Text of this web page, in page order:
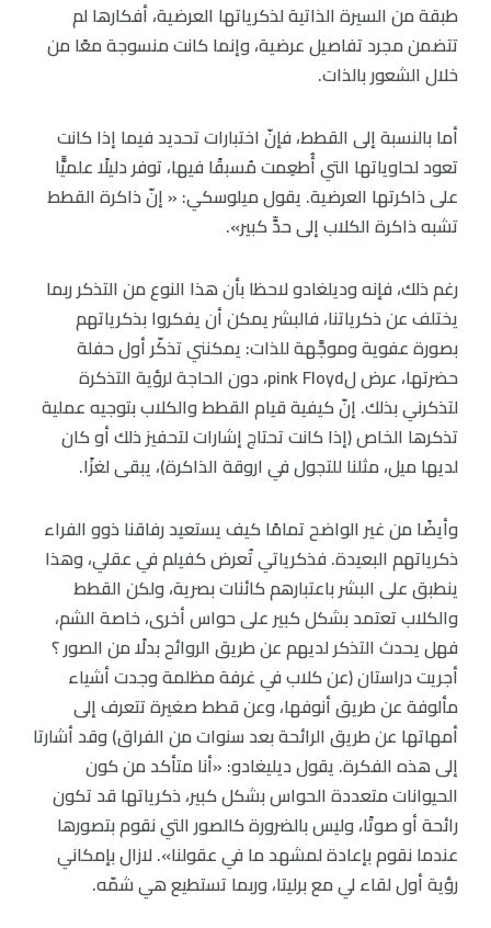
طبقة من السيرة الذاتية لذكرياتها العرضية، أفكارها لم
تتضمن مجرد تفاصيل عرضية، وإنما كانت منسوجة معًا من
خلال الشعور بالذات.
أما بالنسبة إلى القطط، فإنّ اختبارات تحديد فيما إذا كانت
تعود لحاوياتها التي أُطعِمت مُسبقًا فيها، توفر دليلًا علميًّا
على ذاكرتها العرضية. يقول ميلوسكي: « إنّ ذاكرة القطط
تشبه ذاكرة الكلاب إلى حدٍّ كبير».
رغم ذلك، فإنه وديلغادو لاحظا بأن هذا النوع من التذكر ربما
يختلف عن ذكرياتنا، فالبشر يمكن أن يفكروا بذكرياتهم
بصورة عفوية وموجَّهة للذات: يمكنني تذكّر أول حفلة
حضرتها، عرض لpink Floyd، دون الحاجة لرؤية التذكرة
لتذكرني بذلك. إنّ كيفية قيام القطط والكلاب بتوجيه عملية
تذكرها الخاص (إذا كانت تحتاج إشارات لتحفيز ذلك أو كان
لديها ميل، مثلنا للتجول في اروقة الذاكرة)، يبقى لغزًا.
وأيضًا من غير الواضح تمامًا كيف يستعيد رفاقنا ذوو الفراء
ذكرياتهم البعيدة. فذكرياتي تُعرض كفيلم في عقلي، وهذا
ينطبق على البشر باعتبارهم كائنات بصرية، ولكن القطط
والكلاب تعتمد بشكل كبير على حواس أخرى، خاصة الشم،
فهل يحدث التذكر لديهم عن طريق الروائح بدلًا من الصور ؟
أجريت دراستان (عن كلاب في غرفة مظلمة وجدت أشياء
مألوفة عن طريق أنوفها، وعن قطط صغيرة تتعرف إلى
أمهاتها عن طريق الرائحة بعد سنوات من الفراق) وقد أشارتا
إلى هذه الفكرة. يقول ديليغادو: «أنا متأكد من كون
الحيوانات متعددة الحواس بشكل كبير، ذكرياتها قد تكون
رائحة أو صوتًا، وليس بالضرورة كالصور التي نقوم بتصورها
عندما نقوم بإعادة لمشهد ما في عقولنا». لازال بإمكاني
رؤية أول لقاء لي مع برليتا، وربما تستطيع هي شمّه.